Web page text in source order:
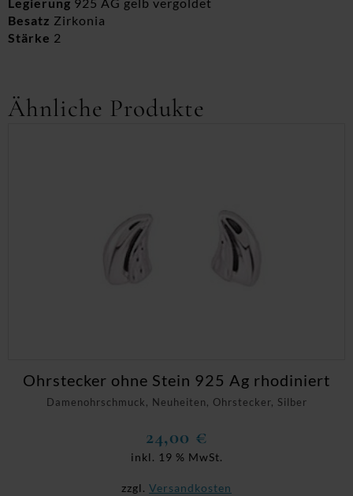
Besatz Zirkonia
Stärke 2
Ähnliche Produkte
Damenohrschmuck, Neuheiten, Ohrstecker, Silber
Ohrstecker ohne Stein 925 Ag rhodiniert
24,00 €
inkl. 19 % MwSt.
zzgl. Versandkosten